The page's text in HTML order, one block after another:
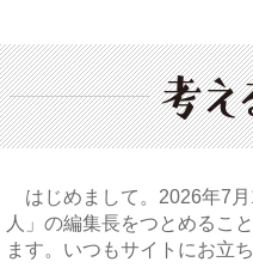
はじめまして。2026年7月
人」の編集長をつとめるこ
ます。いつもサイトにお立